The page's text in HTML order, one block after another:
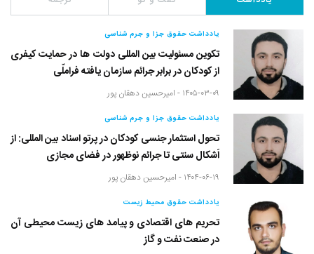
یادداشت حقوق جزا و جرم شناسی
تکوین مسئولیت بین المللی دولت ها در حمایت کیفری
از کودکان در برابر جرائم سازمان یافته فراملّی
۱۴۰۵-۰۳-۰۹ - امیرحسین دهقان پور
یادداشت حقوق جزا و جرم شناسی
تحول استثمار جنسی کودکان در پرتو اسناد بین المللی: از
اَشکال سنتی تا جرائم نوظهور در فضای مجازی
۱۴۰۴-۰۶-۱۹ - امیرحسین دهقان پور
یادداشت حقوق محیط زیست
تحریم های اقتصادی و پیامد های زیست محیطی آن
در صنعت نفت و گاز